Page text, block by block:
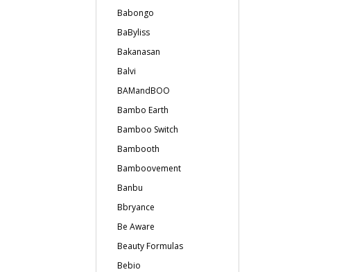
Babongo
BaByliss
Bakanasan
Balvi
BAMandBOO
Bambo Earth
Bamboo Switch
Bambooth
Bamboovement
Banbu
Bbryance
Be Aware
Beauty Formulas
Bebio